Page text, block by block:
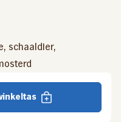
schaaldier,